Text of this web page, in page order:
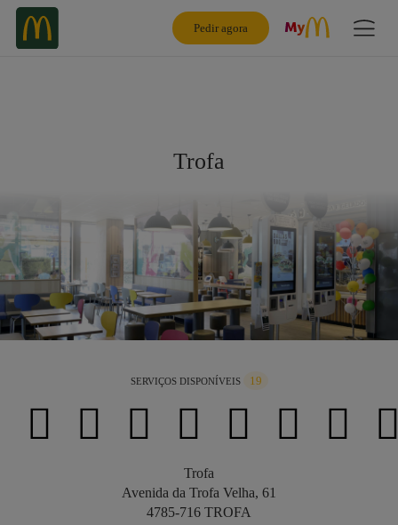
Pedir agora
Trofa
SERVIÇOS DISPONÍVEIS 19
Trofa
Avenida da Trofa Velha, 61
4785-716 TROFA